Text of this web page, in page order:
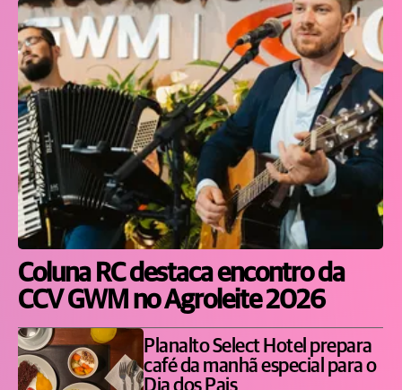
Coluna RC destaca encontro da
CCV GWM no Agroleite 2026
Planalto Select Hotel prepara
café da manhã especial para o